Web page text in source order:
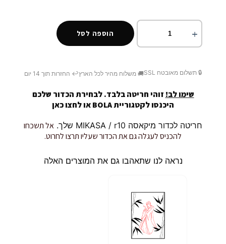
הוספה לסל
🔒 תשלום מאובטח SSL 🚚 משלוח מהיר לכל הארץ↩️ החזרות תוך 14 יום
שימו לב! זוהי חריטה בלבד. לבחירת הכדור שלכם
היכנסו לקטגוריית BOLA או
לחצו כאן
חריטה לכדור מיקאסה MIKASA / r10 שלך.
אל תשכחו
להכניס לעגלה גם את הכדור שעליו תרצו לחרוט.
נראה לנו שתאהבו גם את המוצרים האלה